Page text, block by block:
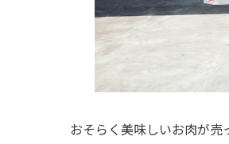
おそらく美味しいお肉が売